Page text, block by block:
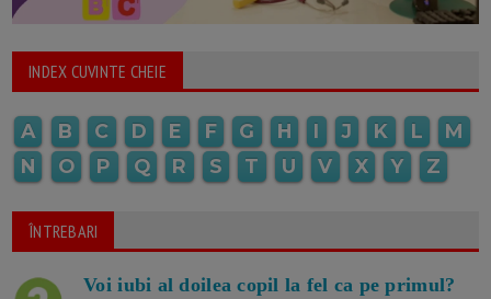
INDEX CUVINTE CHEIE
A B C D E F G H I J K L
M
N
O P Q R S T U V X Y Z
ÎNTREBARI
Voi iubi al doilea copil la fel ca pe primul?